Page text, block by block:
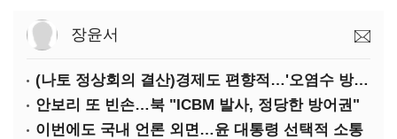
장윤서
(나토 정상회의 결산)경제도 편향적…'오염수 방류'만 용인
안보리 또 빈손…북 "ICBM 발사, 정당한 방어권"
이번에도 국내 언론 외면…윤 대통령 선택적 소통